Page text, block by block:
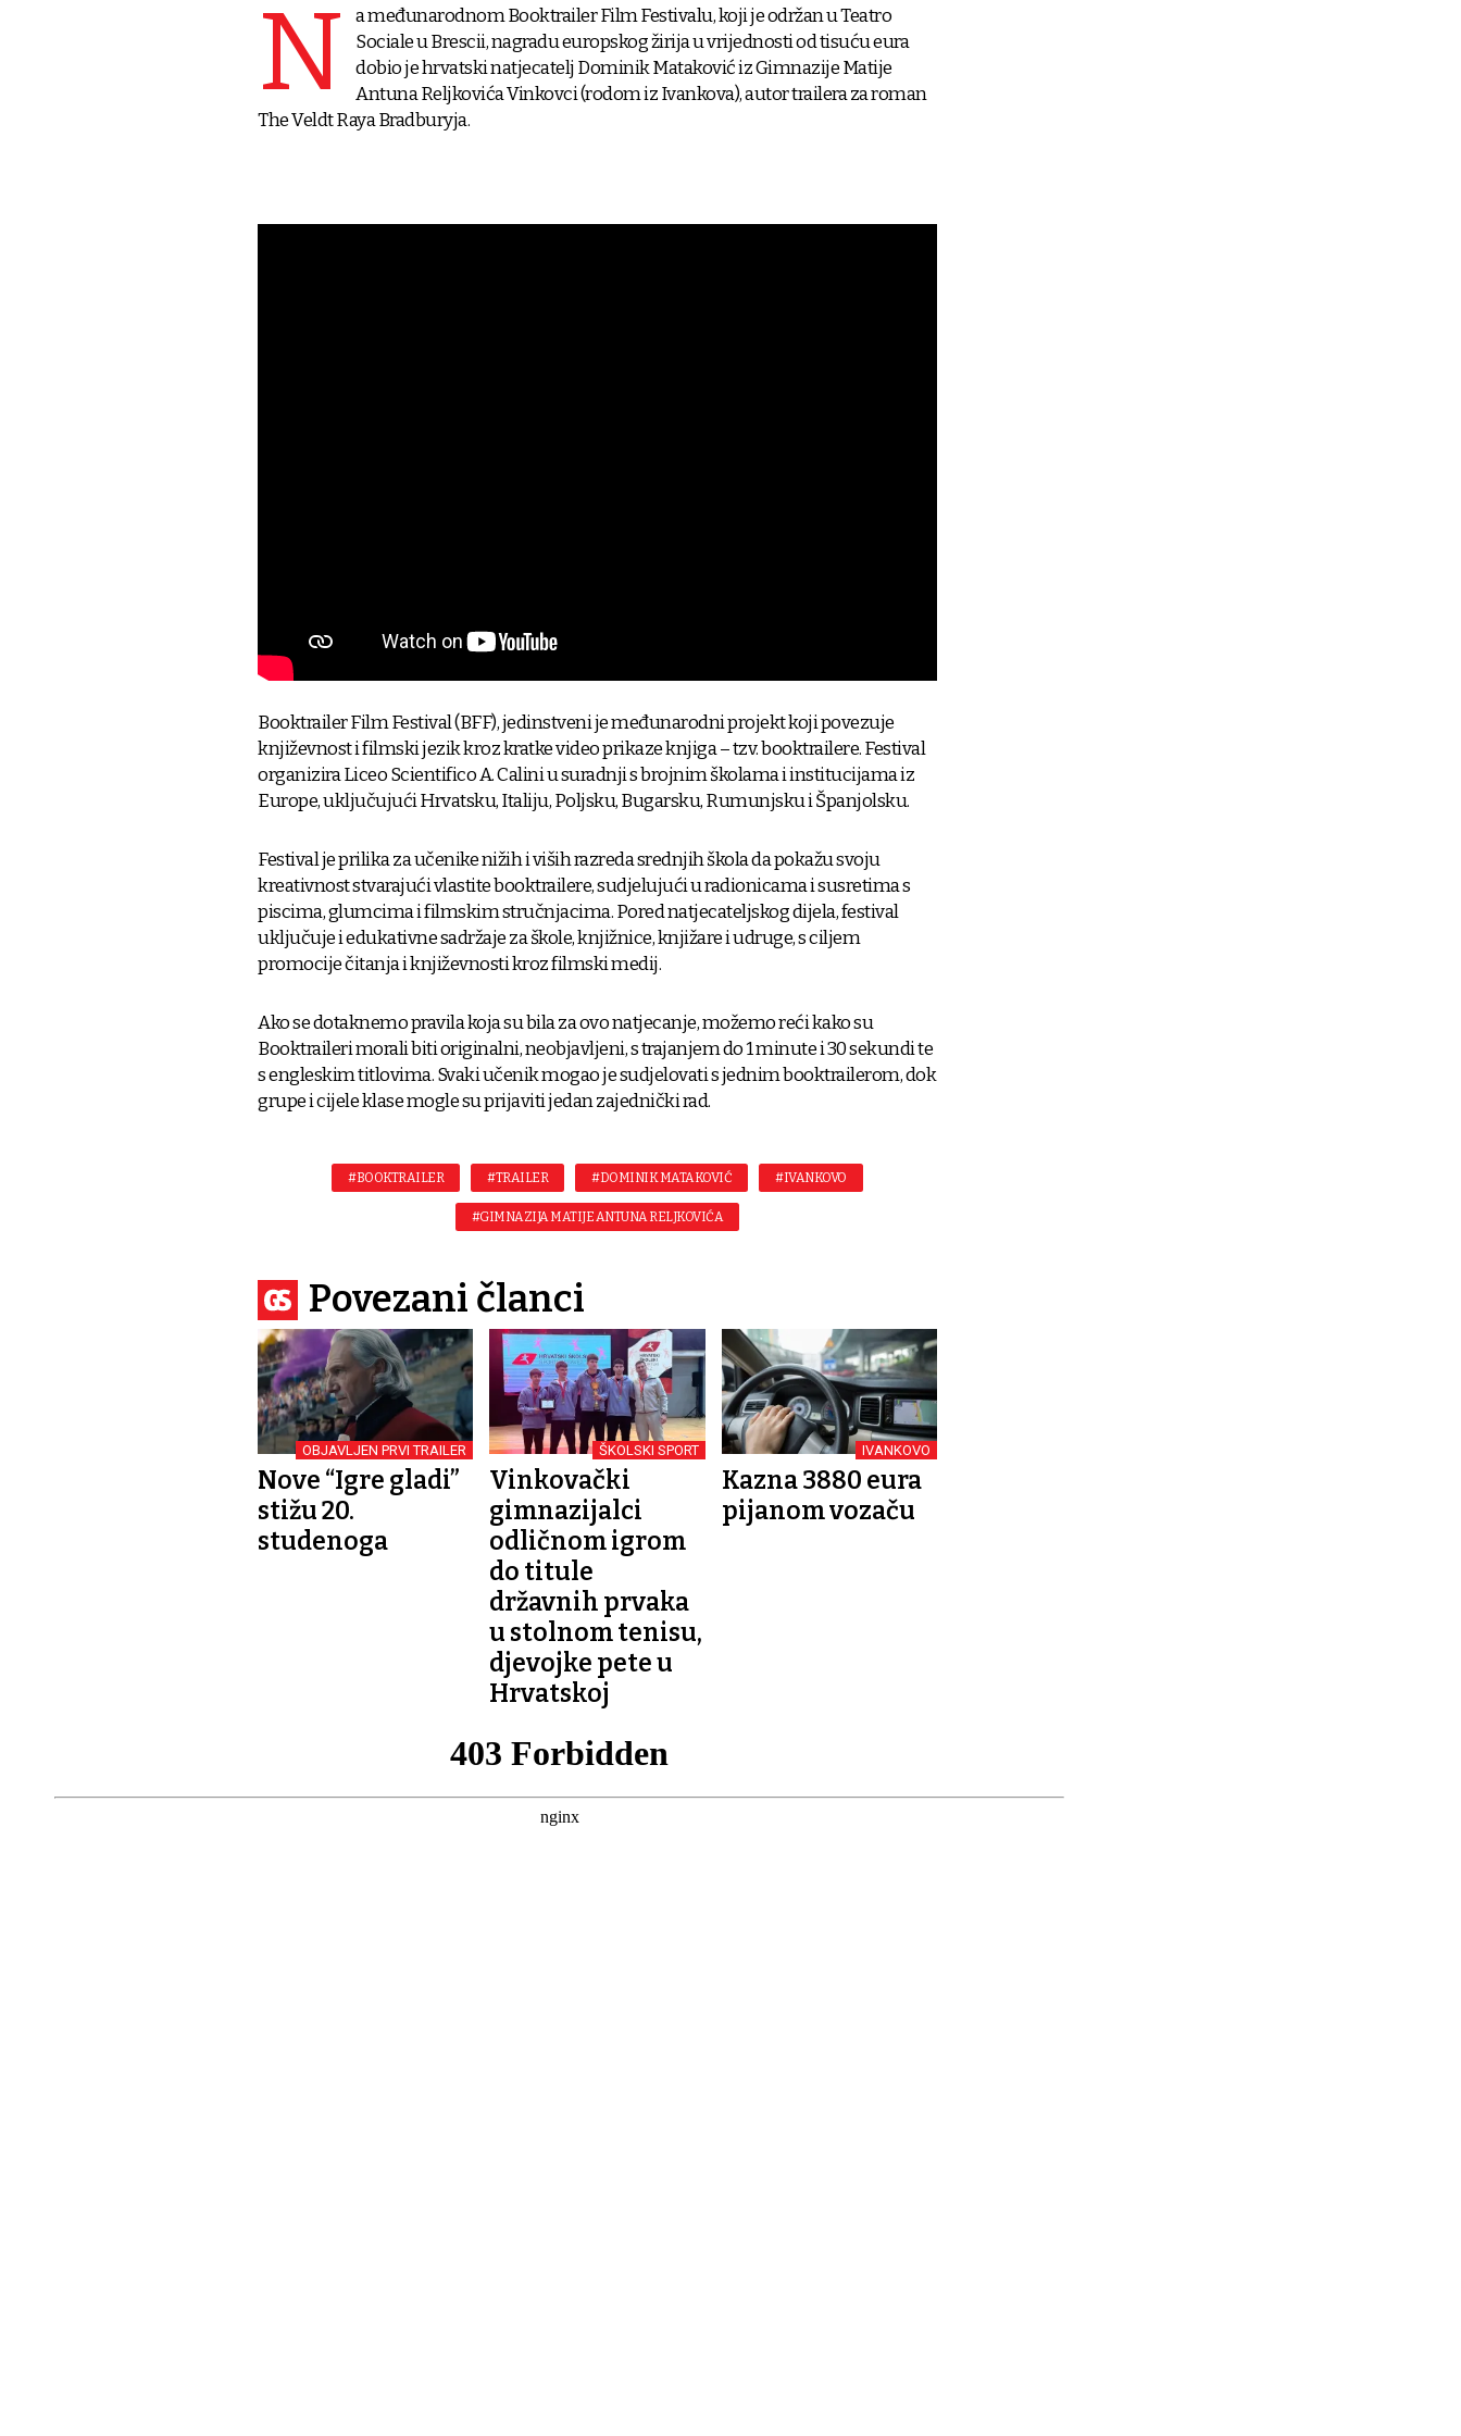
N
a međunarodnom Booktrailer Film Festivalu, koji je održan u Teatro
Sociale u Brescii, nagradu europskog žirija u vrijednosti od tisuću eura
dobio je hrvatski natjecatelj Dominik Mataković iz Gimnazije Matije
Antuna Reljkovića Vinkovci (rodom iz Ivankova), autor trailera za roman
The Veldt Raya Bradburyja.
Booktrailer Film Festival (BFF), jedinstveni je međunarodni projekt koji povezuje
književnost i filmski jezik kroz kratke video prikaze knjiga – tzv. booktrailere. Festival
organizira Liceo Scientifico A. Calini u suradnji s brojnim školama i institucijama iz
Europe, uključujući Hrvatsku, Italiju, Poljsku, Bugarsku, Rumunjsku i Španjolsku.
Festival je prilika za učenike nižih i viših razreda srednjih škola da pokažu svoju
kreativnost stvarajući vlastite booktrailere, sudjelujući u radionicama i susretima s
piscima, glumcima i filmskim stručnjacima. Pored natjecateljskog dijela, festival
uključuje i edukativne sadržaje za škole, knjižnice, knjižare i udruge, s ciljem
promocije čitanja i književnosti kroz filmski medij.
Ako se dotaknemo pravila koja su bila za ovo natjecanje, možemo reći kako su
Booktraileri morali biti originalni, neobjavljeni, s trajanjem do 1 minute i 30 sekundi te
s engleskim titlovima. Svaki učenik mogao je sudjelovati s jednim booktrailerom, dok
grupe i cijele klase mogle su prijaviti jedan zajednički rad.
#BOOKTRAILER #TRAILER #DOMINIK MATAKOVIĆ #IVANKOVO
#GIMNAZIJA MATIJE ANTUNA RELJKOVIĆA
Povezani članci
OBJAVLJEN PRVI TRAILER
Nove “Igre gladi”
stižu 20.
studenoga
ŠKOLSKI SPORT
Vinkovački
gimnazijalci
odličnom igrom
do titule
državnih prvaka
u stolnom tenisu,
djevojke pete u
Hrvatskoj
IVANKOVO
Kazna 3880 eura
pijanom vozaču